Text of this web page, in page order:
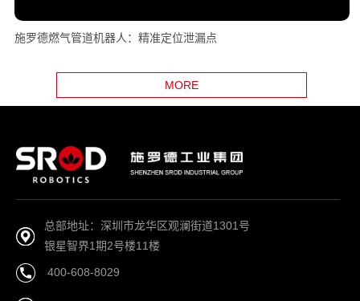
施罗德燃气管道机器人：精准定位泄漏点
MORE
总部地址：深圳市龙华区观澜街道1301号
银星智界1期2号楼11楼
400-608-8029